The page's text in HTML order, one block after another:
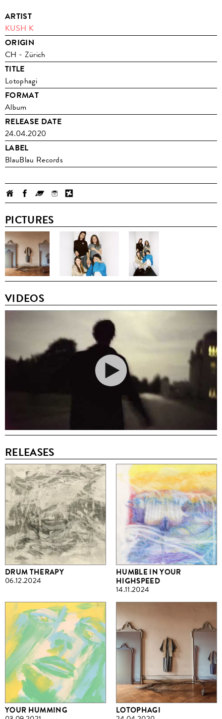
ARTIST
KUSH K
ORIGIN
CH - Zürich
TITLE
Lotophagi
FORMAT
Album
RELEASE DATE
24.04.2020
LABEL
BlauBlau Records
PICTURES
VIDEOS
RELEASES
DRUM THERAPY
06.12.2024
HUMBLE IN YOUR
HIGHSPEED
14.11.2024
YOUR HUMMING
LOTOPHAGI